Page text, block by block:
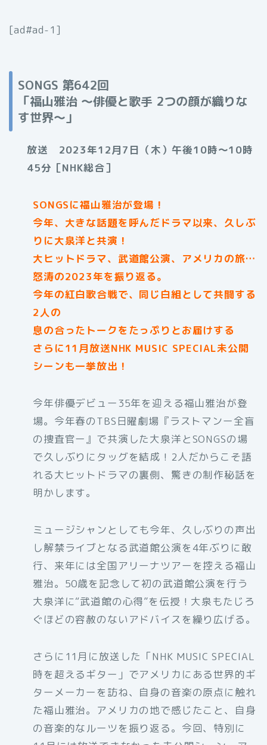
[ad#ad-1]
SONGS 第642回
「福山雅治 ～俳優と歌手 2つの顔が織りな
す世界～」
放送 2023年12月7日（木）午後10時〜10時
45分［NHK総合］
SONGSに福山雅治が登場！
今年、大きな話題を呼んだドラマ以来、久しぶ
りに大泉洋と共演！
大ヒットドラマ、武道館公演、アメリカの旅…
怒涛の2023年を振り返る。
今年の紅白歌合戦で、同じ白組として共闘する
2人の
息の合ったトークをたっぷりとお届けする
さらに11月放送NHK MUSIC SPECIAL未公開
シーンも一挙放出！
今年俳優デビュー35年を迎える福山雅治が登
場。今年春のTBS日曜劇場『ラストマンー全盲
の捜査官ー』で共演した大泉洋とSONGSの場
で久しぶりにタッグを結成！2人だからこそ語
れる大ヒットドラマの裏側、驚きの制作秘話を
明かします。
ミュージシャンとしても今年、久しぶりの声出
し解禁ライブとなる武道館公演を4年ぶりに敢
行、来年には全国アリーナツアーを控える福山
雅治。50歳を記念して初の武道館公演を行う
大泉洋に“武道館の心得”を伝授！大泉もたじろ
ぐほどの容赦のないアドバイスを繰り広げる。
さらに11月に放送した「NHK MUSIC SPECIAL
時を超えるギター」でアメリカにある世界的ギ
ターメーカーを訪ね、自身の音楽の原点に触れ
た福山雅治。アメリカの地で感じたこと、自身
の音楽的なルーツを振り返る。今回、特別に